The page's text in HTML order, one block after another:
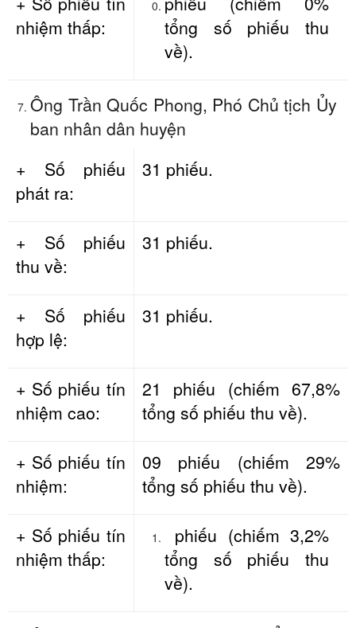
nhiệm thấp:
tổng số phiếu thu
về).
Ông Trần Quốc Phong, Phó Chủ tịch Ủy
ban nhân dân huyện
+ Số phiếu
phát ra:
31 phiếu.
+ Số phiếu
thu về:
31 phiếu.
+ Số phiếu
hợp lệ:
31 phiếu.
+ Số phiếu tín
nhiệm cao:
21 phiếu (chiếm 67,8%
tổng số phiếu thu về).
+ Số phiếu tín
nhiệm:
09 phiếu (chiếm 29%
tổng số phiếu thu về).
+ Số phiếu tín
nhiệm thấp:
phiếu (chiếm 3,2%
tổng số phiếu thu
về).